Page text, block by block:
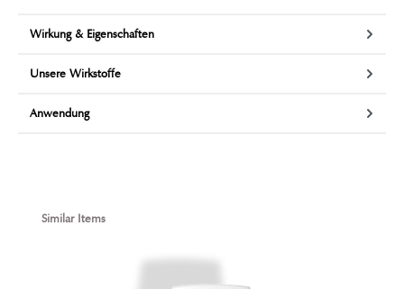
Wirkung & Eigenschaften
Unsere Wirkstoffe
Anwendung
Produktgalerie überspringen
Similar Items